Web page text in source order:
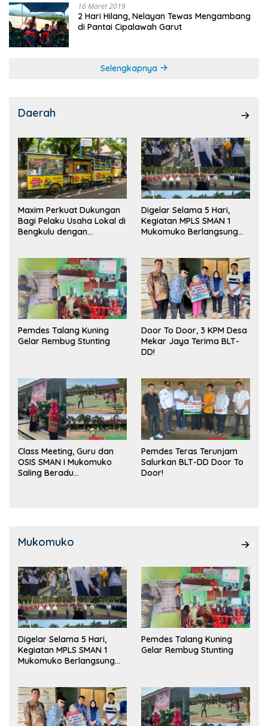
16 Maret 2019
2 Hari Hilang, Nelayan Tewas Mengambang
di Pantai Cipalawah Garut
Selengkapnya
Daerah
Maxim Perkuat Dukungan
Bagi Pelaku Usaha Lokal di
Bengkulu dengan
Pasar
Digelar Selama 5 Hari,
Kegiatan MPLS SMAN 1
Mukomuko Berlangsung
Pemdes Talang Kuning
Gelar Rembug Stunting
Door To Door, 3 KPM Desa
Mekar Jaya Terima BLT-
DD!
Class Meeting, Guru dan
OSIS SMAN I Mukomuko
Saling Beradu
Pemdes Teras Terunjam
Salurkan BLT-DD Door To
Door!
Mukomuko
Digelar Selama 5 Hari,
Kegiatan MPLS SMAN 1
Mukomuko Berlangsung
Pemdes Talang Kuning
Gelar Rembug Stunting